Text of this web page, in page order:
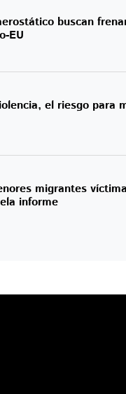
buscan
EU
el riesgo para
migrantes
informe